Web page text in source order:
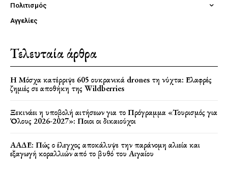
Πολιτισμός
Αγγελίες
Τελευταία άρθρα
Η Μόσχα κατέρριψε 605 ουκρανικά drones τη νύχτα: Ελαφρές
ζημιές σε αποθήκη της Wildberries
Ξεκινάει η υποβολή αιτήσεων για το Πρόγραμμα «Τουρισμός για
Όλους 2026-2027»: Ποιοι οι δικαιούχοι
ΑΑΔΕ: Πώς ο έλεγχος αποκάλυψε την παράνομη αλιεία και
εξαγωγή κοραλλιών από το βυθό του Αιγαίου